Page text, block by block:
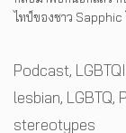
ไทป์ของชาว Sapphic
Categories
Podcast,
Tags
lesbian, LGBTQ,
stereotypes